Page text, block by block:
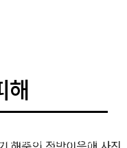
해
기 해충인 점박이응애